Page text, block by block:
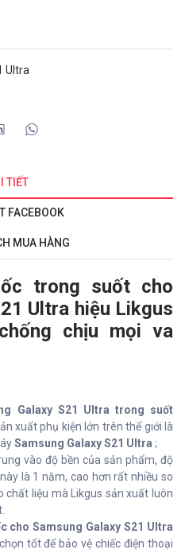
Ultra
TIẾT
FACEBOOK
MUA HÀNG
trong suốt cho
Ultra hiệu Likgus
chịu mọi va
Galaxy S21 Ultra trong suốt
xuất phụ kiện lớn trên thế giới là
Samsung Galaxy S21 Ultra ;
vào độ bền của sản phẩm, độ
là 1 năm, cao hơn rất nhiều so
chất liệu mà Likgus sản xuất luôn
cho Samsung Galaxy S21 Ultra
tốt để bảo vệ chiếc điện thoại